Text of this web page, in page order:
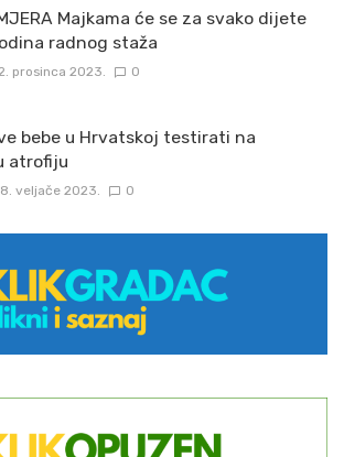
MJERA Majkama će se za svako dijete
radnog staža
prosinca 2023. 0
bebe u Hrvatskoj testirati na
atrofiju
veljače 2023. 0